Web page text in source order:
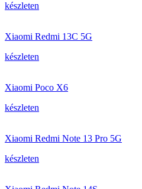
készleten
Xiaomi Redmi 13C 5G
készleten
Xiaomi Poco X6
készleten
Xiaomi Redmi Note 13 Pro 5G
készleten